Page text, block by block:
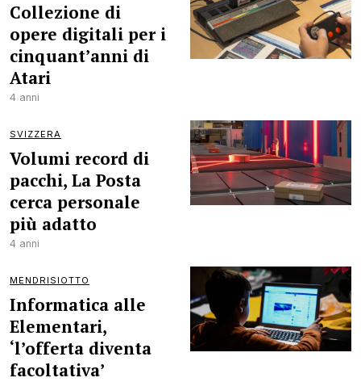
Collezione di
opere digitali per i
cinquant’anni di
Atari
4 anni
SVIZZERA
Volumi record di
pacchi, La Posta
cerca personale
più adatto
4 anni
MENDRISIOTTO
Informatica alle
Elementari,
‘l’offerta diventa
facoltativa’